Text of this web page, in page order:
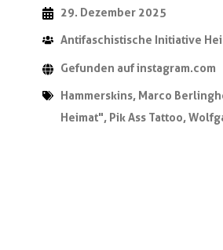
29. Dezember 2025
Antifaschistische Initiative
Gefunden auf instagram.com
Hammerskins, Marco
Heimat", Pik Ass Tattoo,